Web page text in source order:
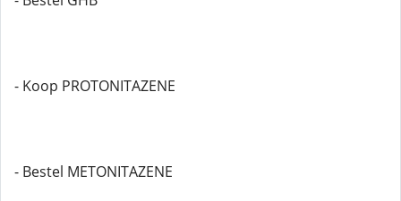
- Koop PROTONITAZENE
- Bestel METONITAZENE